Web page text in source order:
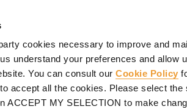
cookies necessary to improve and
understand your preferences and allow
You can consult ourCookie Policy
accept all the cookies. Please select
ACCEPT MY SELECTION to make
de produits Chariot de coffrage MK pour tunnels
tunnels